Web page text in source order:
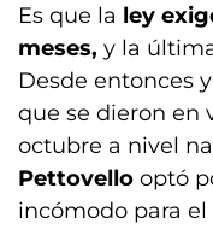
Es que la ley
meses, y la
Desde entonces
que se dieron en
octubre a nivel
Pettovello optó
incómodo para el